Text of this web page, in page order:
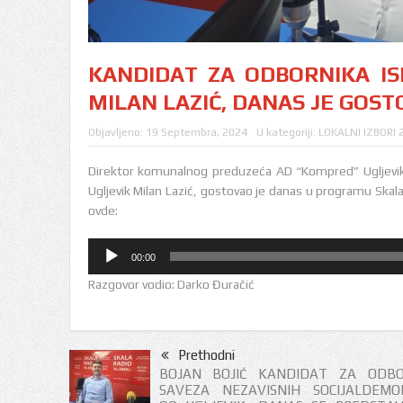
KANDIDAT ZA ODBORNIKA
MILAN LAZIĆ, DANAS JE
Objavljeno: 19 Septembra, 2024 U kategoriji: LOKALNI IZBORI
Direktor komunalnog preduzeća AD “Kompred”
Ugljevik Milan Lazić, gostovao je danas u programu
ovde:
Audio
Player
00:00
Razgovor vodio: Darko Đuračić
Prethodni
BOJAN BOJIĆ KANDIDAT ZA
SAVEZA NEZAVISNIH